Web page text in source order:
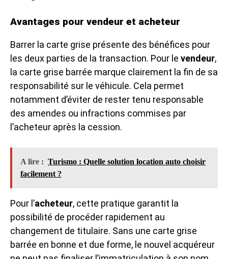
Avantages pour vendeur et acheteur
Barrer la carte grise présente des bénéfices pour
les deux parties de la transaction. Pour le vendeur,
la carte grise barrée marque clairement la fin de sa
responsabilité sur le véhicule. Cela permet
notamment d’éviter de rester tenu responsable
des amendes ou infractions commises par
l’acheteur après la cession.
A lire : Turismo : Quelle solution location auto choisir
facilement ?
Pour l’acheteur, cette pratique garantit la
possibilité de procéder rapidement au
changement de titulaire. Sans une carte grise
barrée en bonne et due forme, le nouvel acquéreur